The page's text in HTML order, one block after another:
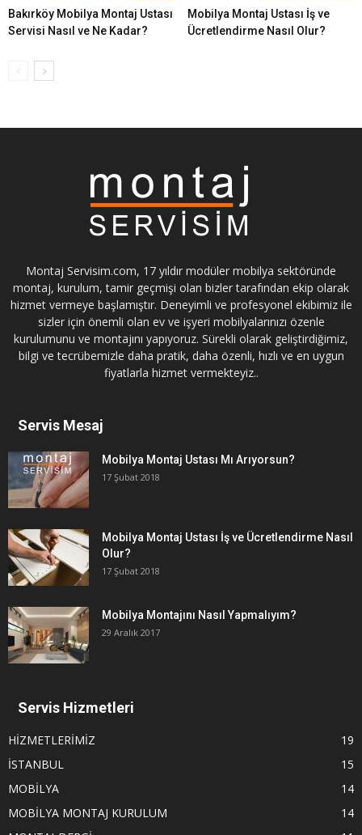
Bakırköy Mobilya Montaj Ustası
Servisi Nasıl ve Ne Kadar?
Mobilya Montaj Ustası İş ve
Ücretlendirme Nasıl Olur?
Montaj Servisim.com, 17 yıldır modüler mobilya sektöründe
montaj, kurulum, tamir geçmişi olan bizler tarafından ekip olarak
hizmet vermeye başlamıştır. Deneyimli ve profesyonel ekibimiz ile
sizler için önemli olan ev ve işyeri mobilyalarınızı özenle
kurulumunu ve montajını yapıyoruz. Sürekli olarak geliştirdiğimiz,
bilgi ve tecrübemizle daha pratik, daha özenli, hızlı ve en uygun
fiyatlarla hizmet vermekteyiz..
Servis Mesaj
Mobilya Montaj Ustası Mı Arıyorsun?
17 Şubat 2018
Mobilya Montaj Ustası İş ve Ücretlendirme Nasıl
Olur?
17 Şubat 2018
Mobilya Montajını Nasıl Yapmalıyım?
29 Aralık 2017
Servis Hizmetleri
HİZMETLERİMİZ
19
İSTANBUL
15
MOBİLYA
14
MOBİLYA MONTAJ KURULUM
14